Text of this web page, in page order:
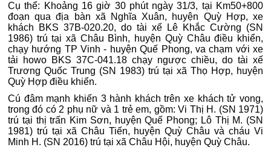
Cụ thể: Khoảng 16 giờ 30 phút ngày 31/3, tại Km50+800
đoạn qua địa bàn xã Nghĩa Xuân, huyện Quỳ Hợp, xe
khách BKS 37B-020.20, do tài xế Lê Khắc Cường (SN
1986) trú tại xã Châu Bình, huyện Quỳ Châu điều khiển,
chạy hướng TP Vinh - huyện Quế Phong, va chạm với xe
tải howo BKS 37C-041.18 chạy ngược chiều, do tài xế
Trương Quốc Trung (SN 1983) trú tại xã Thọ Hợp, huyện
Quỳ Hợp điều khiển.
Cú đâm mạnh khiến 3 hành khách trên xe khách tử vong,
trong đó có 2 phụ nữ và 1 trẻ em, gồm: Vi Thị H. (SN 1971)
trú tại thị trấn Kim Sơn, huyện Quế Phong; Lô Thị M. (SN
1981) trú tại xã Châu Tiến, huyện Quỳ Châu và cháu Vi
Minh H. (SN 2016) trú tại xã Châu Hội, huyện Quỳ Châu.